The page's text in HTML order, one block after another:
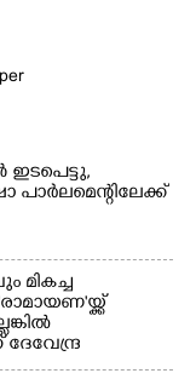
ഇടപെട്ടു,
പാർലമെന്റിലേക്ക്
മികച്ച